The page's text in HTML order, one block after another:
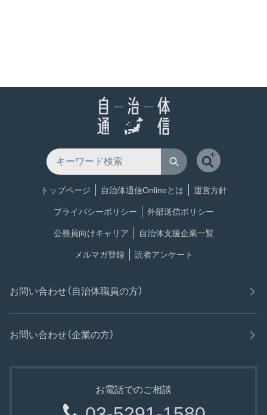
トップページ 自治体通信Onlineとは 運営方針
プライバシーポリシー 外部送信ポリシー
公務員向けキャリア 自治体支援企業一覧
メルマガ登録 読者アンケート
お問い合わせ（自治体職員の方）
お問い合わせ（企業の方）
お電話でのご相談